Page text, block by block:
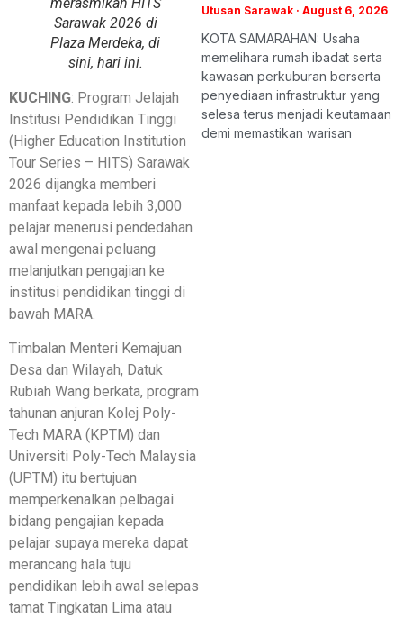
Sarawak 2026 di
Plaza Merdeka, di
sini, hari ini.
KUCHING: Program Jelajah
Institusi Pendidikan Tinggi
(Higher Education Institution
Tour Series – HITS) Sarawak
2026 dijangka memberi
manfaat kepada lebih 3,000
pelajar menerusi pendedahan
awal mengenai peluang
melanjutkan pengajian ke
institusi pendidikan tinggi di
bawah MARA.
Timbalan Menteri Kemajuan
Desa dan Wilayah, Datuk
Rubiah Wang berkata, program
tahunan anjuran Kolej Poly-
Tech MARA (KPTM) dan
Universiti Poly-Tech Malaysia
(UPTM) itu bertujuan
memperkenalkan pelbagai
bidang pengajian kepada
pelajar supaya mereka dapat
merancang hala tuju
pendidikan lebih awal selepas
tamat Tingkatan Lima atau
Utusan Sarawak August 6, 2026
KOTA SAMARAHAN: Usaha
memelihara rumah ibadat serta
kawasan perkuburan berserta
penyediaan infrastruktur yang
selesa terus menjadi keutamaan
demi memastikan warisan